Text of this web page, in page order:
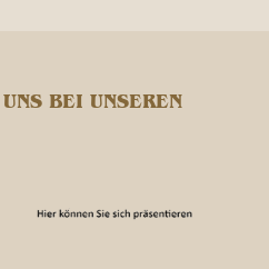
BEI UNSEREN